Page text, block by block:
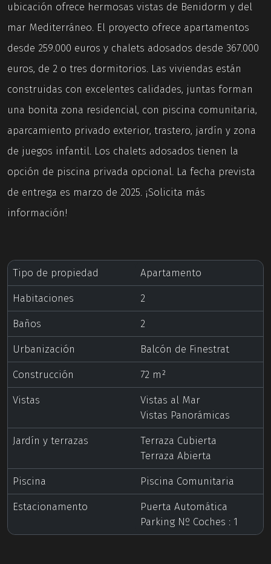
ubicación ofrece hermosas vistas de Benidorm y del
mar Mediterráneo. El proyecto ofrece apartamentos
desde 259.000 euros y chalets adosados desde 367.000
euros, de 2 o tres dormitorios. Las viviendas están
construidas con excelentes calidades, juntas forman
una bonita zona residencial, con piscina comunitaria,
aparcamiento privado exterior, trastero, jardín y zona
de juegos infantil. Los chalets adosados tienen la
opción de piscina privada opcional. La fecha prevista
de entrega es marzo de 2025. ¡Solicita más
información!
Tipo de propiedad
Apartamento
Habitaciones
2
Baños
2
Urbanización
Balcón de Finestrat
Construcción
72 m²
Vistas
Vistas al Mar
Vistas Panorámicas
Jardín y terrazas
Terraza Cubierta
Terraza Abierta
Piscina
Piscina Comunitaria
Estacionamento
Puerta Automática
Parking Nº Coches : 1